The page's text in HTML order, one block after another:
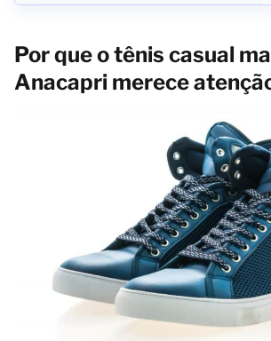
Por que o tênis casual
Anacapri merece